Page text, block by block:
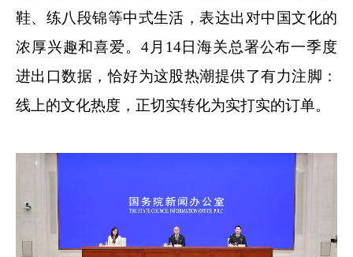
鞋、练八段锦等中式生活，表达出对中国文化的
浓厚兴趣和喜爱。4月14日海关总署公布一季度
进出口数据，恰好为这股热潮提供了有力注脚：
线上的文化热度，正切实转化为实打实的订单。